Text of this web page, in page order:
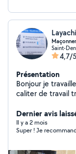
certifiés, assurés
vos toitures et
Saint-
4,7/5
Présentation
Bonjour je
caliter de travail
me contacter.
Dernier avis
Il y a 2 mois
Super ! Je